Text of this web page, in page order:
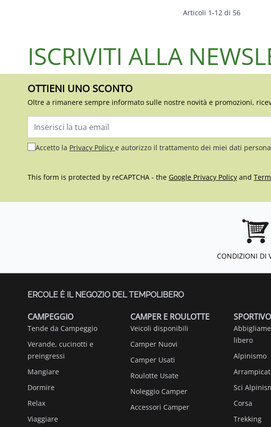
Articoli 1-12 di 56
ISCRIVITI ALLA
OTTIENI UNO SCONTO
Oltre a rimanere sempre informato sulle nostre novità e promozioni,
Indirizzo email
Accetto la Privacy Policy e autorizzo il trattamento dei miei dati
This form is protected by reCAPTCHA - the Google Privacy Policy and
CONDIZIONI DI
ERCOLE È IL NEGOZIO DEL TEMPOLIBERO
CAMPEGGIO
Tende da Campeggio
Verande, cucinotti e
preingressi
Mangiare
Dormire
Relax
Viaggiare
CAMPER E ROULOTTE
Veicoli disponibili
Camper Nuovi
Camper Usati
Roulotte Usate
Noleggio Camper
Accessori Camper
SPORTIVO
libero
Alpinismo
Sci
Corsa
Trekking